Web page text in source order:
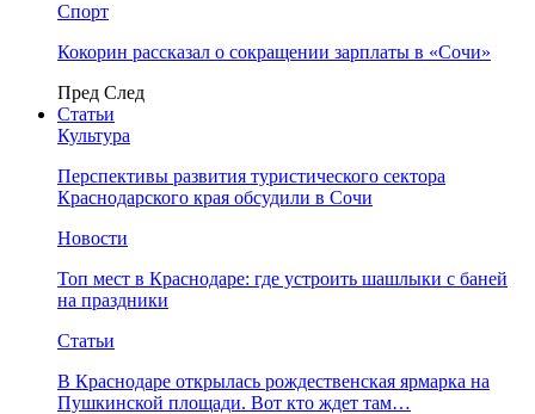
Спорт
Кокорин рассказал о сокращении зарплаты в «Сочи»
Пред След
Статьи
Культура
Перспективы развития туристического сектора
Краснодарского края обсудили в Сочи
Новости
Топ мест в Краснодаре: где устроить шашлыки с баней
на праздники
Статьи
В Краснодаре открылась рождественская ярмарка на
Пушкинской площади. Вот кто ждет там…